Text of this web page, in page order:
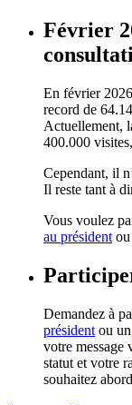
Février
En février
record de
Actuellement,
400.000
Cependant, il
Il reste tant à
Vous voulez
au président
Demandez à
président ou un
votre message
statut et votre
souhaitez